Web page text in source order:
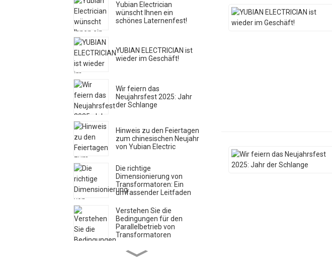
Yubian Electrician
wünscht Ihnen ein
schönes Laternenfest!
YUBIAN ELECTRICIAN ist
wieder im Geschäft!
Wir feiern das
Neujahrsfest 2025: Jahr
der Schlange
Hinweis zu den Feiertagen
zum chinesischen Neujahr
von Yubian Electric
Die richtige
Dimensionierung von
Transformatoren: Ein
umfassender Leitfaden
Verstehen Sie die
Bedingungen für den
Parallelbetrieb von
Transformatoren
Henan Yubian
Transformer begrüßt das